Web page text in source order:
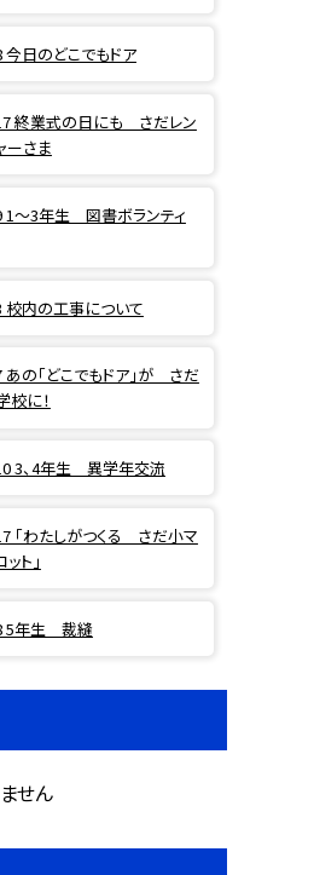
今日のどこでもドア
終業式の日にも さだレン
ーさま
1〜3年生 図書ボランティ
校内の工事について
の「どこでもドア」が さだ
校に！
3、4年生 異学年交流
「わたしがつくる さだ小マ
ト」
5年生 裁縫
せん